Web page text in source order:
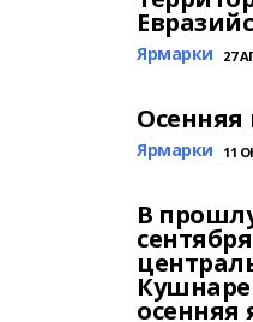
Ярмарки 27
Осенняя
Ярмарки 11
В
осенняя